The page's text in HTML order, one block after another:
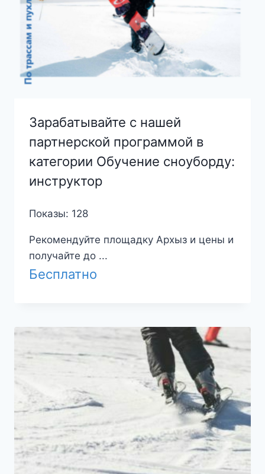
Зарабатывайте с нашей
партнерской программой в
категории Обучение сноуборду:
инструктор
Показы: 128
Рекомендуйте площадку Архыз и цены и
получайте до ...
Бесплатно